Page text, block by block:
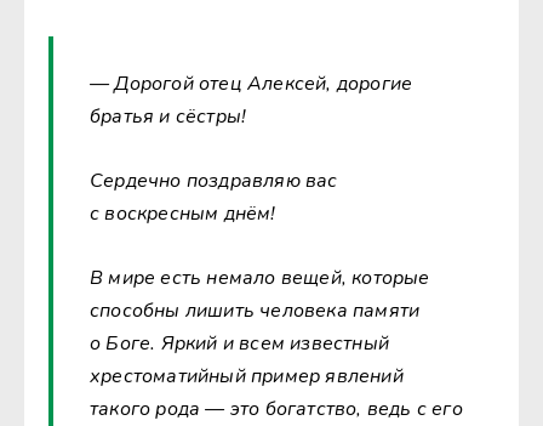
— Дорогой отец Алексей, дорогие
братья и сёстры!
Сердечно поздравляю вас
с воскресным днём!
В мире есть немало вещей, которые
способны лишить человека памяти
о Боге. Яркий и всем известный
хрестоматийный пример явлений
такого рода — это богатство, ведь с его